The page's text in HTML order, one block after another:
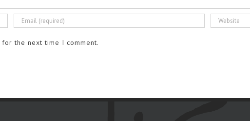
the next time I comment.